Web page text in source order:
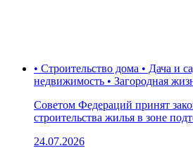
• Строительство дома • Дача и
недвижимость • Загородная
Советом Федераций принят
строительства жилья в зоне
24.07.2026